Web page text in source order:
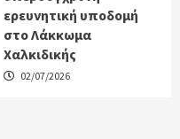
ερευνητική υποδομή
στο Λάκκωμα
Χαλκιδικής
02/07/2026